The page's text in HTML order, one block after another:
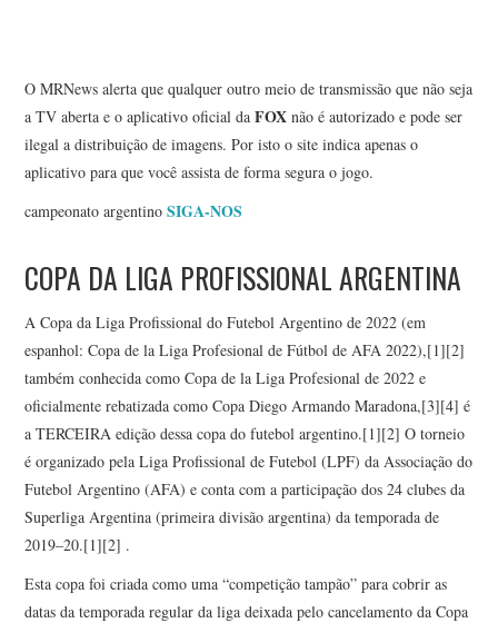
O MRNews alerta que qualquer outro meio de transmissão que não seja
a TV aberta e o aplicativo oficial daFOX não é autorizado e pode ser
ilegal a distribuição de imagens. Por isto o site indica apenas o
aplicativo para que você assista de forma segura o jogo.
campeonato argentinoSIGA-NOS
COPA DA LIGA PROFISSIONAL ARGENTINA
A Copa da Liga Profissional do Futebol Argentino de 2022 (em
espanhol: Copa de la Liga Profesional de Fútbol de AFA 2022),[1][2]
também conhecida como Copa de la Liga Profesional de 2022 e
oficialmente rebatizada como Copa Diego Armando Maradona,[3][4] é
a TERCEIRA edição dessa copa do futebol argentino.[1][2] O torneio
é organizado pela Liga Profissional de Futebol (LPF) da Associação do
Futebol Argentino (AFA) e conta com a participação dos 24 clubes da
Superliga Argentina (primeira divisão argentina) da temporada de
2019–20.[1][2] .
Esta copa foi criada como uma “competição tampão” para cobrir as
datas da temporada regular da liga deixada pelo cancelamento da Copa